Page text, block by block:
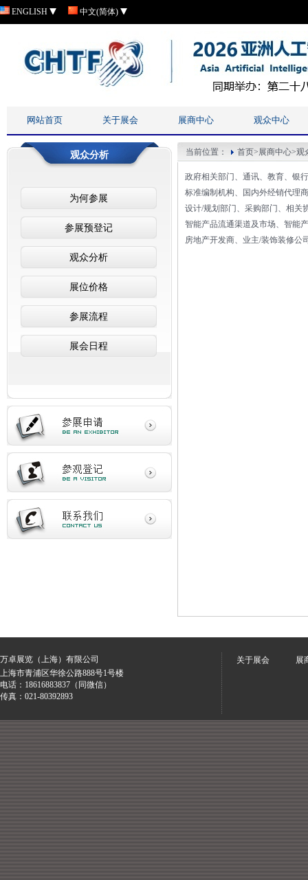
ENGLISH 中文(简体)
网站首页 关于展会 展商中心 观众中心
观众分析
为何参展
参展预登记
观众分析
展位价格
参展流程
展会日程
当前位置： 首页>展商中心>观
政府相关部门、通讯、教育、银
标准编制机构、国内外经销代理
设计/规划部门、采购部门、相关
智能产品流通渠道及市场、智能
房地产开发商、业主/装饰装修公
万卓展览（上海）有限公司 关于展会
展
上海市青浦区华徐公路888号1号楼
电话：18616883837（同微信）
传真：021-80392893